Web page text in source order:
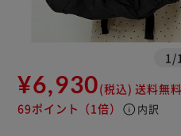
1 /
¥6,930(税込) 送料無料
69ポイント （1倍） info 内訳